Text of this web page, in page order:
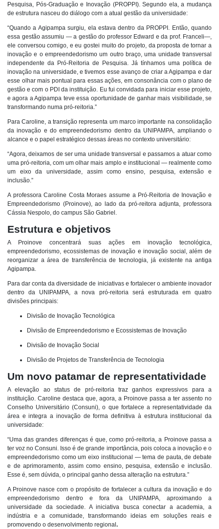
Pesquisa, Pós-Graduação e Inovação (PROPPI). Segundo ela, a mudança
de estrutura nasceu do diálogo com a atual gestão da universidade:
“Quando a Agipampa surgiu, ela estava dentro da PROPPI. Então, quando
essa gestão assumiu — a gestão do professor Edward e da prof. Franceli—,
ele conversou comigo, e eu gostei muito do projeto, da proposta de tornar a
inovação e o empreendedorismo um outro braço, uma unidade transversal
independente da Pró-Reitoria de Pesquisa. Já tínhamos uma política de
inovação na universidade, e tivemos esse avanço de criar a Agipampa e dar
esse olhar mais pontual para essas ações, em consonância com o plano de
gestão e com o PDI da instituição. Eu fui convidada para iniciar esse projeto,
e agora a Agipampa teve essa oportunidade de ganhar mais visibilidade, se
transformando numa pró-reitoria.”
Para Caroline, a transição representa um marco importante na consolidação
da inovação e do empreendedorismo dentro da UNIPAMPA, ampliando o
alcance e o papel estratégico dessas áreas no contexto universitário:
“Agora, deixamos de ser uma unidade transversal e passamos a atuar como
uma pró-reitoria, com um olhar mais amplo e institucional — realmente como
um eixo da universidade, assim como ensino, pesquisa, extensão e
inclusão.”
A professora Caroline Costa Moraes assume a Pró-Reitoria de Inovação e
Empreendedorismo (Proinove), ao lado da pró-reitora adjunta, professora
Cássia Nespolo, do campus São Gabriel.
Estrutura e objetivos
A Proinove concentrará suas ações em inovação tecnológica,
empreendedorismo, ecossistemas de inovação e inovação social, além de
reorganizar a área de transferência de tecnologia, já existente na antiga
Agipampa.
Para dar conta da diversidade de iniciativas e fortalecer o ambiente inovador
dentro da UNIPAMPA, a nova pró-reitoria será estruturada em quatro
divisões principais:
Divisão de Inovação Tecnológica
Divisão de Empreendedorismo e Ecossistemas de Inovação
Divisão de Inovação Social
Divisão de Projetos de Transferência de Tecnologia
Um novo patamar de representatividade
A elevação ao status de pró-reitoria traz ganhos expressivos para a
instituição. Caroline destaca que, agora, a Proinove passa a ter assento no
Conselho Universitário (Consuni), o que fortalece a representatividade da
área e integra a inovação de forma definitiva à estrutura institucional da
universidade:
“Uma das grandes diferenças é que, como pró-reitoria, a Proinove passa a
ter voz no Consuni. Isso é de grande importância, pois coloca a inovação e o
empreendedorismo como um eixo institucional — tema de pauta, de debate
e de aprimoramento, assim como ensino, pesquisa, extensão e inclusão.
Esse é, sem dúvida, o principal ganho dessa alteração na estrutura.”
A Proinove nasce com o propósito de fortalecer a cultura da inovação e do
empreendedorismo dentro e fora da UNIPAMPA, aproximando a
universidade da sociedade. A iniciativa busca conectar a academia, a
indústria e a comunidade, transformando ideias em soluções reais e
promovendo o desenvolvimento regional .